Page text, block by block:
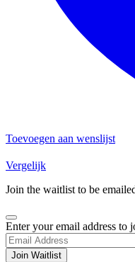
Toevoegen aan wenslijst
Vergelijk
Join the waitlist to be
Dismiss
notification
Enter your email address to
Join Waitlist